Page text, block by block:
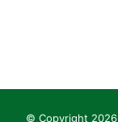
© Copyright